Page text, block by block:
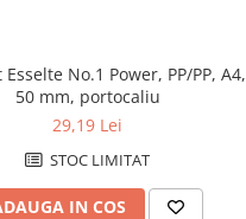
No.1 Power, PP/PP, A4,
50 mm, portocaliu
29,19 Lei
STOC LIMITAT
IN COS